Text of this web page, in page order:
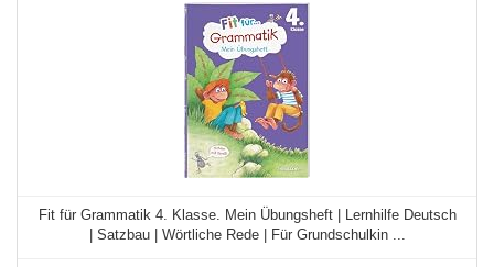
Fit für Grammatik 4. Klasse. Mein Übungsheft | Lernhilfe Deutsch
| Satzbau | Wörtliche Rede | Für Grundschulkin ...